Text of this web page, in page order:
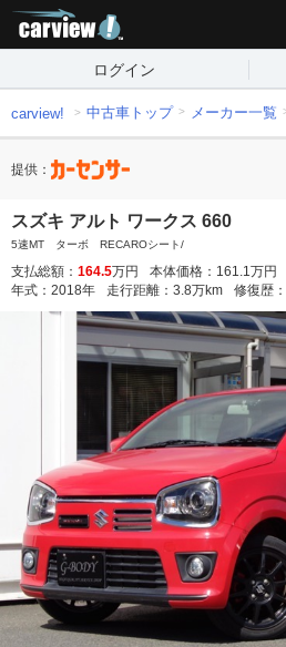
ログイン
carview! 中古車トップ メーカー一覧
提供：
スズキ アルト ワークス 660
5速MT ターボ RECAROシート/
支払総額： 164.5万円 本体価格： 161.1万円
年式： 2018年 走行距離： 3.8万km 修復歴：